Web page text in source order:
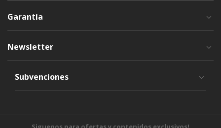
Garantía
Newsletter
Subvenciones